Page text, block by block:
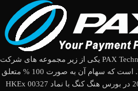
شرکت (PAX Technology Limited (PAX یکی از زیر مجموعه های شرکت
PAX Global Technology Ltd. است که سهام آن به صورت 100 % متعلق
به آن است و از دسامبر 2010 در بورس هنگ کنگ با نماد HKEx 00327